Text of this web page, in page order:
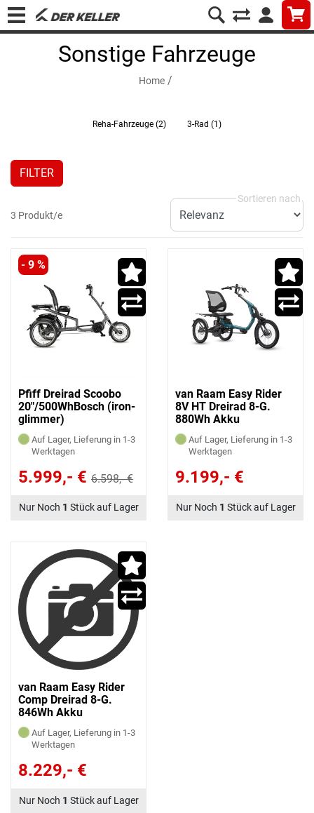
Sonstige Fahrzeuge
Home /
Reha-Fahrzeuge (2) 3-Rad (1)
FILTER
3 Produkt/e
- 9 %
Pfiff Dreirad Scoobo
20"/500WhBosch (iron-
glimmer)
Auf Lager, Lieferung in 1-3
Werktagen
5.999,- € 6.598,- €
Nur Noch 1 Stück auf Lager
van Raam Easy Rider
8V HT Dreirad 8-G.
880Wh Akku
Auf Lager, Lieferung in 1-3
Werktagen
9.199,- €
Nur Noch 1 Stück auf Lager
van Raam Easy Rider
Comp Dreirad 8-G.
846Wh Akku
Auf Lager, Lieferung in 1-3
Werktagen
8.229,- €
Nur Noch 1 Stück auf Lager